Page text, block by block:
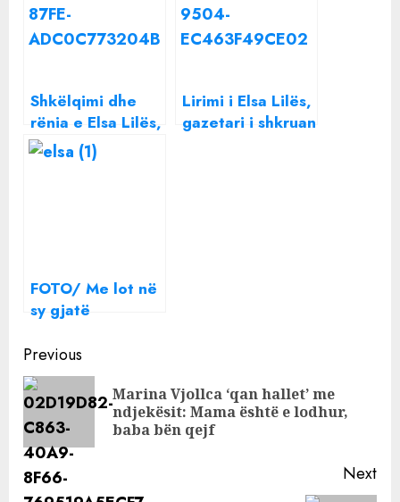
Shkëlqimi dhe
rënia e Elsa Lilës,
nga Sanremo në
burg për drogë
Lirimi i Elsa Lilës,
gazetari i shkruan
FOTO/ Me lot në
sy gjatë
nënës së saj,
vajza e Elsa Lilës
qenka bërë një
yll
Continue
Reading
Previous
Marina Vjollca ‘qan hallet’ me
ndjekësit: Mama është e lodhur,
baba bën qejf
Next